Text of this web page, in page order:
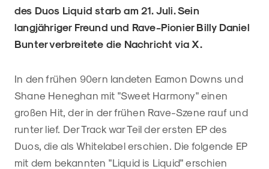
des Duos Liquid starb am 21. Juli. Sein
langjähriger Freund und Rave-Pionier Billy Daniel
Bunter verbreitete die Nachricht via X.
In den frühen 90ern landeten Eamon Downs und
Shane Heneghan mit "Sweet Harmony" einen
großen Hit, der in der frühen Rave-Szene rauf und
runter lief. Der Track war Teil der ersten EP des
Duos, die als Whitelabel erschien. Die folgende EP
mit dem bekannten "Liquid is Liquid" erschien